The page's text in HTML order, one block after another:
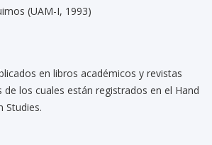
(UAM-I, 1993)
en libros académicos y revistas
de los cuales están registrados en el Hand
Studies.